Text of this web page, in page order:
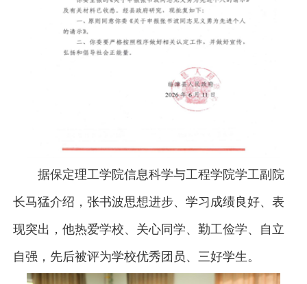
据保定理工学院信息科学与工程学院学工副院
长马猛介绍，张书波思想进步、学习成绩良好、表
现突出，他热爱学校、关心同学、勤工俭学、自立
自强，先后被评为学校优秀团员、三好学生。